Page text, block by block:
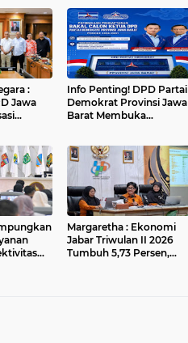
:
Jawa
Info Penting! DPD Partai
Demokrat Provinsi Jawa
Barat Membuka
Margaretha : Ekonomi
Jabar Triwulan II 2026
Tumbuh 5,73 Persen,